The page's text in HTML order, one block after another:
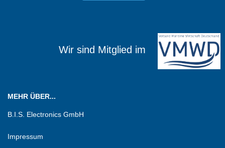
Wir sind Mitglied im
MEHR ÜBER...
B.I.S. Electronics GmbH
Impressum